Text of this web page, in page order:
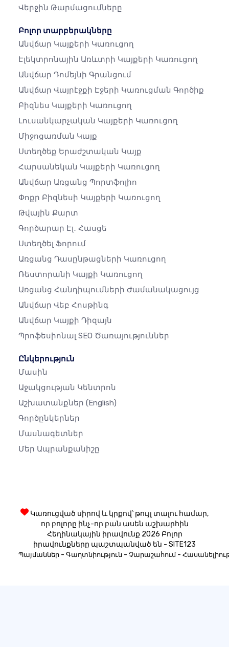
Վերջին Թարմացումները
Բոլոր տարբերակները
Անվճար Կայքերի Կառուցող
Էլեկտրոնային Առևտրի Կայքերի Կառուցող
Անվճար Դոմեյնի Գրանցում
Անվճար Վայրէջքի Էջերի Կառուցման Գործիք
Բիզնես Կայքերի Կառուցող
Լուսանկարչական Կայքերի Կառուցող
Միջոցառման Կայք
Ստեղծեք Երաժշտական ​​կայք
Հարսանեկան Կայքերի Կառուցող
Անվճար Առցանց Պորտֆոլիո
Փոքր Բիզնեսի Կայքերի Կառուցող
Թվային Քարտ
Գործարար Էլ․ Հասցե
Ստեղծել Ֆորում
Առցանց Դասընթացների Կառուցող
Ռեստորանի Կայքի Կառուցող
Առցանց Հանդիպումների Ժամանակացույց
Անվճար Վեբ Հոսթինգ
Անվճար Կայքի Դիզայն
Պրոֆեսիոնալ SEO Ծառայություններ
Ընկերություն
Մասին
Աջակցության Կենտրոն
Աշխատանքներ (English)
Գործընկերներ
Մասնագետներ
Մեր Ապրանքանիշը
Կառուցված սիրով և կրքով՝ թույլ տալու համար,
որ բոլորը ինչ-որ բան ասեն աշխարհին
Հեղինակային իրավունք 2026 Բոլոր
իրավունքները պաշտպանված են - SITE123
Պայմաններ - Գաղտնիություն - Չարաշահում-